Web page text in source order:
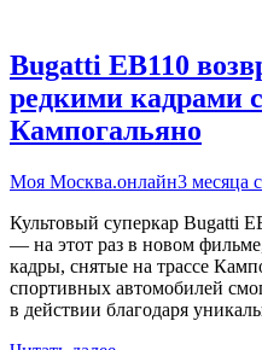
Bugatti EB110
редкими кадрами
Кампогальяно
Моя Москва.онлайн3 месяца
Культовый суперкар Bugatti
— на этот раз в новом
кадры, снятые на трассе
спортивных автомобилей
в действии благодаря